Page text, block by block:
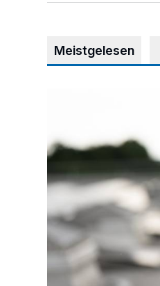
Meistgelesen